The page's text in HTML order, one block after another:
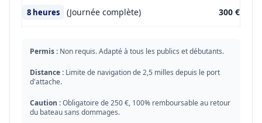
8 heures (Journée complète) 300 €
Permis : Non requis. Adapté à tous les publics et débutants.
Distance : Limite de navigation de 2,5 milles depuis le port
d'attache.
Caution :Obligatoire de 250 €, 100% remboursable au retour
du bateau sans dommages.